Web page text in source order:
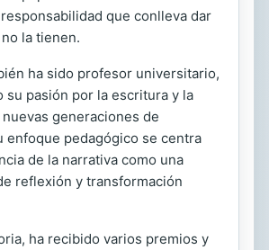
que conlleva dar
la tienen.
ha sido profesor universitario,
su pasión por la escritura y la
generaciones de
enfoque pedagógico se centra
de la narrativa como una
reflexión y transformación
ha recibido varios premios y